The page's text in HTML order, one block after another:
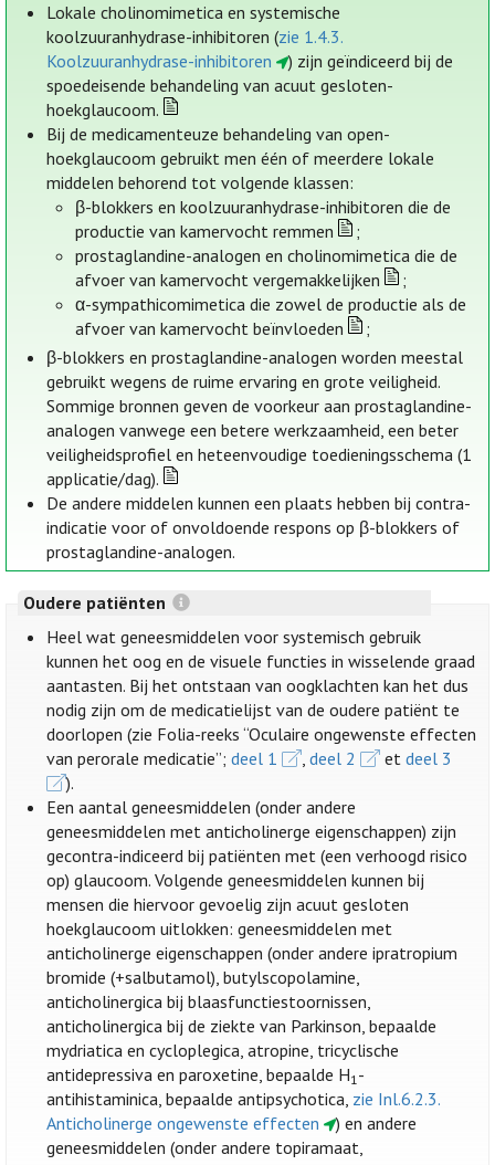
Lokale cholinomimetica en systemische
koolzuuranhydrase-inhibitoren (zie 1.4.3.
Koolzuuranhydrase-inhibitoren
) zijn geïndiceerd bij de
spoedeisende behandeling van acuut gesloten-
hoekglaucoom.
Bij de medicamenteuze behandeling van open-
hoekglaucoom gebruikt men één of meerdere lokale
middelen behorend tot volgende klassen:
β-blokkers en koolzuuranhydrase-inhibitoren die de
productie van kamervocht remmen
;
prostaglandine-analogen en cholinomimetica die de
afvoer van kamervocht vergemakkelijken
;
α-sympathicomimetica die zowel de productie als de
afvoer van kamervocht beïnvloeden
;
β-blokkers en prostaglandine-analogen worden meestal
gebruikt wegens de ruime ervaring en grote veiligheid.
Sommige bronnen geven de voorkeur aan prostaglandine-
analogen vanwege een betere werkzaamheid, een beter
veiligheidsprofiel en heteenvoudige toedieningsschema (1
applicatie/dag).
De andere middelen kunnen een plaats hebben bij contra-
indicatie voor of onvoldoende respons op β-blokkers of
prostaglandine-analogen.
Oudere patiënten
Heel wat geneesmiddelen voor systemisch gebruik
kunnen het oog en de visuele functies in wisselende graad
aantasten. Bij het ontstaan van oogklachten kan het dus
nodig zijn om de medicatielijst van de oudere patiënt te
doorlopen (zie Folia-reeks “Oculaire ongewenste effecten
van perorale medicatie”;deel 1 ,deel 2 etdeel 3
).
Een aantal geneesmiddelen (onder andere
geneesmiddelen met anticholinerge eigenschappen) zijn
gecontra-indiceerd bij patiënten met (een verhoogd risico
op) glaucoom. Volgende geneesmiddelen kunnen bij
mensen die hiervoor gevoelig zijn acuut gesloten
hoekglaucoom uitlokken: geneesmiddelen met
anticholinerge eigenschappen (onder andere ipratropium
bromide (+salbutamol), butylscopolamine,
anticholinergica bij blaasfunctiestoornissen,
anticholinergica bij de ziekte van Parkinson, bepaalde
mydriatica en cycloplegica, atropine, tricyclische
antidepressiva en paroxetine, bepaalde H1-
antihistaminica, bepaalde antipsychotica, zie Inl.6.2.3.
Anticholinerge ongewenste effecten
) en andere
geneesmiddelen (onder andere topiramaat,